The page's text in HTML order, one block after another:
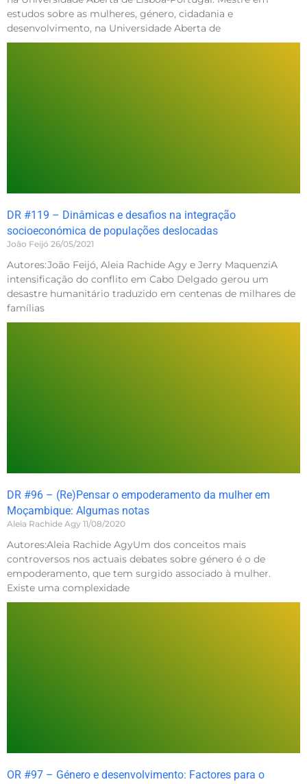
estudos sobre as mulheres, género, cidadania e
desenvolvimento, na Universidade Aberta de
DR #119 – Dinâmicas e desafios na integração
socioeconómica de populações deslocadas
João Feijó 26/05/2021
Autores:João Feijó, Aleia Rachide Agy e Jerry MaquenziA
intensificação do conflito em Cabo Delgado gerou um
desastre humanitário traduzido em centenas de milhares de
famílias
DR #96 – (Re)Pensar o empoderamento da mulher em
Moçambique: Algumas notas
Aleia Rachide Agy 11/08/2020
Autores:Aleia Rachide AgyUm dos conceitos mais
controversos nos actuais debates sobre género é o de
empoderamento, que tem surgido associado à mulher.
Existe uma complexidade
OR #97 – Género e desenvolvimento: Factores para o